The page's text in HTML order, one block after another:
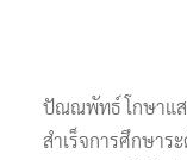
ปัณณพัทธ์ โกษาแส
สำเร็จการศึกษาร